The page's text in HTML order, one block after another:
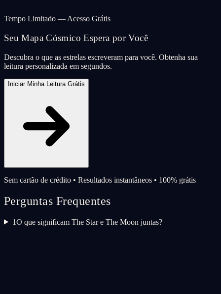
Tempo Limitado — Acesso Grátis
Seu Mapa Cósmico Espera por Você
Descubra o que as estrelas escreveram para você. Obtenha sua
leitura personalizada em segundos.
Iniciar Minha Leitura Grátis
Sem cartão de crédito • Resultados instantâneos • 100% grátis
Perguntas Frequentes
1O que significam The Star e The Moon juntas?